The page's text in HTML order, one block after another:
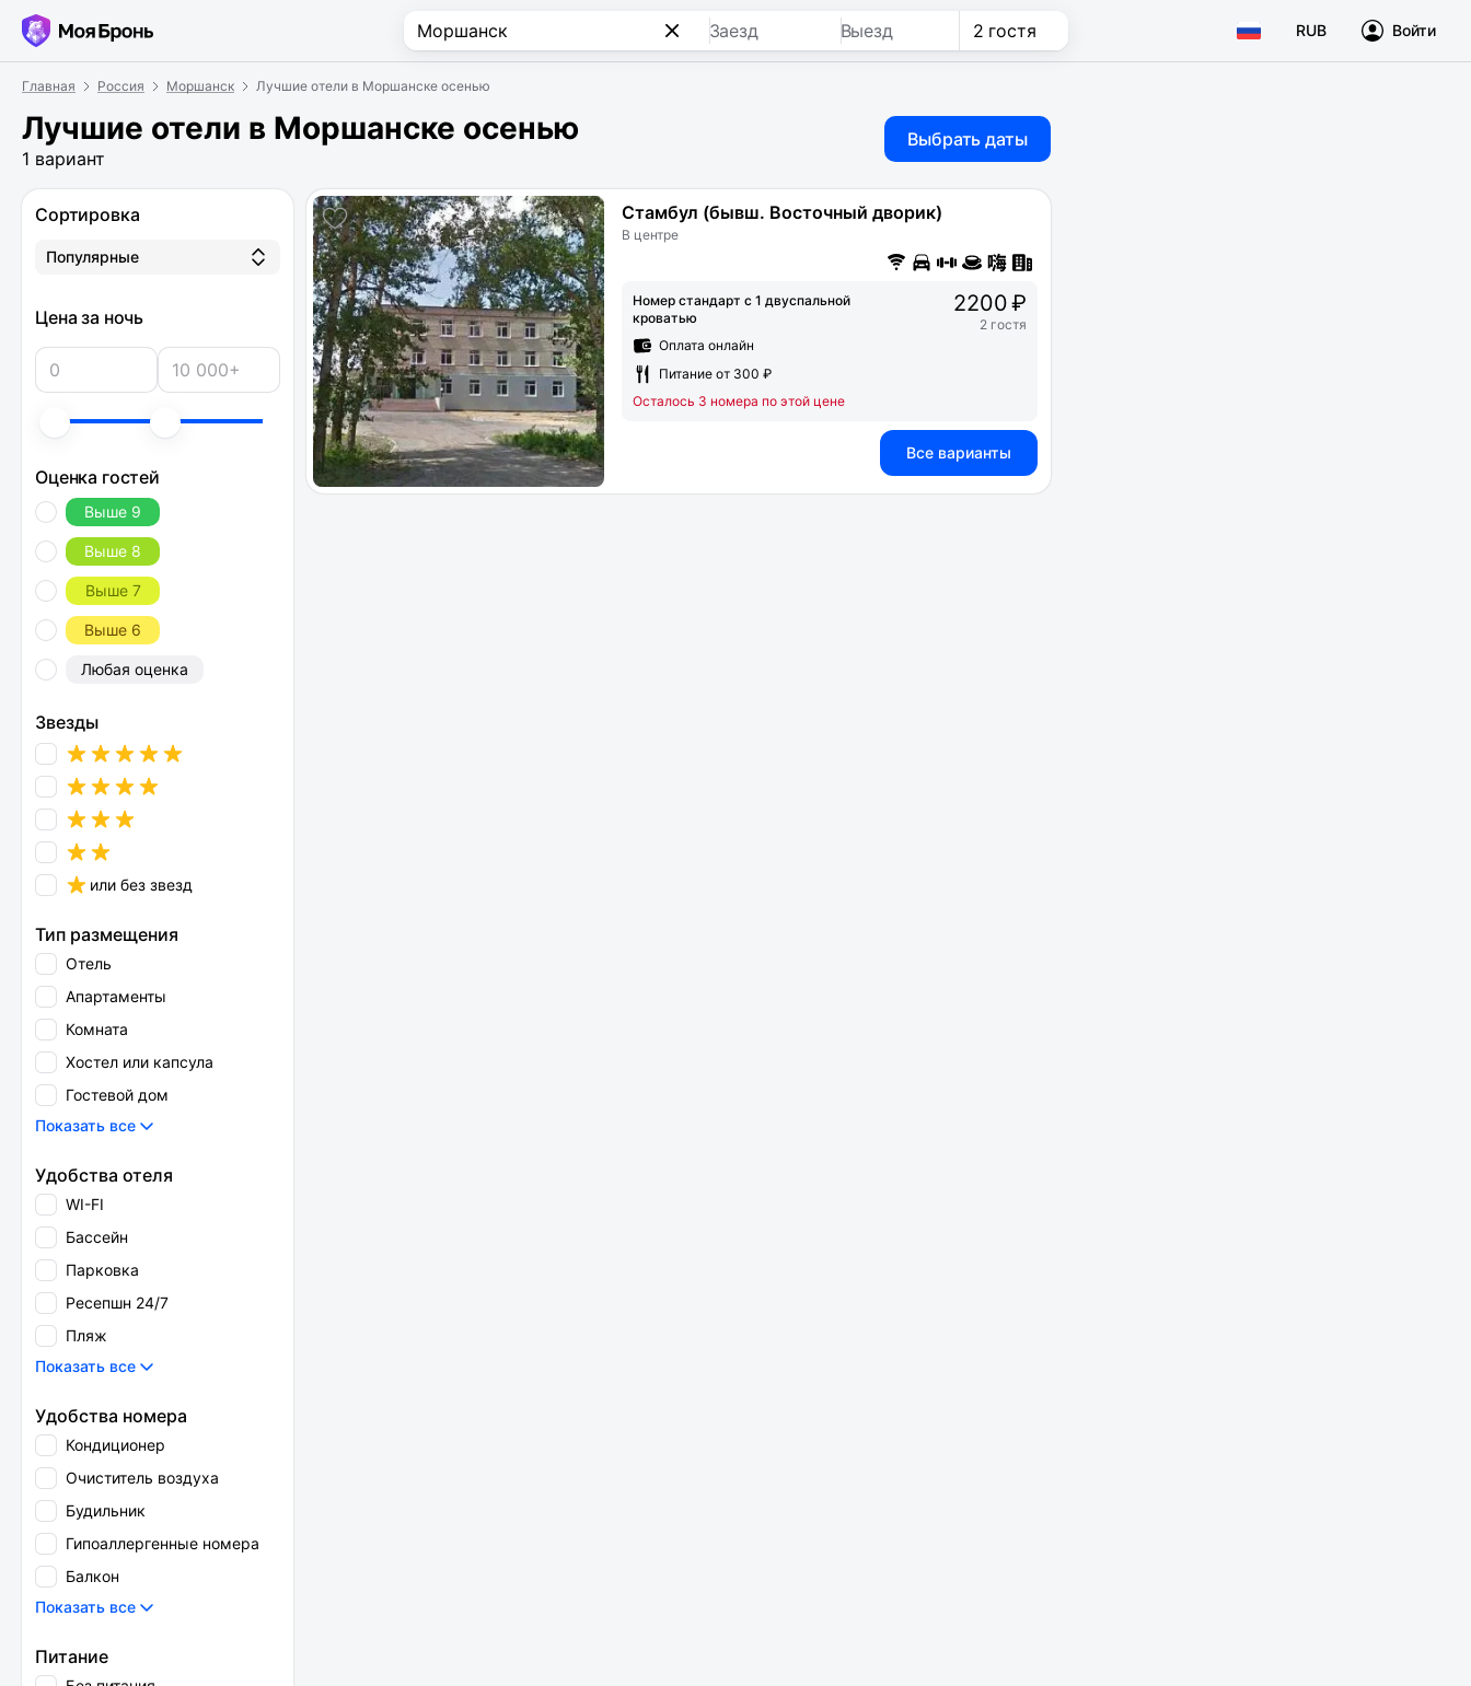
Заезд Выезд 2 гостя RUB Войти
Главная Россия Моршанск Лучшие отели в Моршанске осенью
Лучшие отели в Моршанске осенью
1 вариант
Выбрать даты
Сортировка
Популярные
Цена за ночь
Оценка гостей
Выше 9
Выше 8
Выше 7
Выше 6
Любая оценка
Звезды
или без звезд
Тип размещения
Отель
Апартаменты
Комната
Хостел или капсула
Гостевой дом
Показать все
Удобства отеля
WI-FI
Бассейн
Парковка
Ресепшн 24/7
Пляж
Показать все
Удобства номера
Кондиционер
Очиститель воздуха
Будильник
Гипоаллергенные номера
Балкон
Показать все
Питание
Стамбул (бывш. Восточный дворик)
В центре
Номер стандарт с 1 двуспальной
кроватью
Оплата онлайн
Питание от 300 ₽
Осталось 3 номера по этой цене
2200 ₽
2 гостя
Все варианты